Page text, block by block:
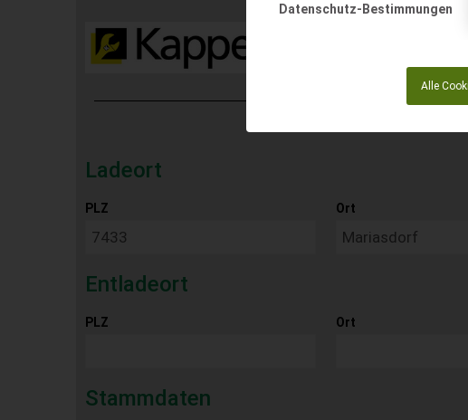
Datenschutz-Bestimmungen
Alle
Ladeort
PLZ Ort
Entladeort
PLZ Ort
Stammdaten